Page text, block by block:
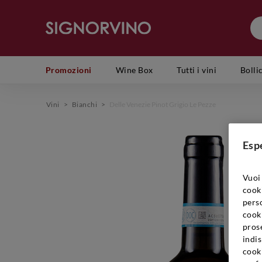
Promozioni Wine Box Tutti i vini
Vini > Bianchi >